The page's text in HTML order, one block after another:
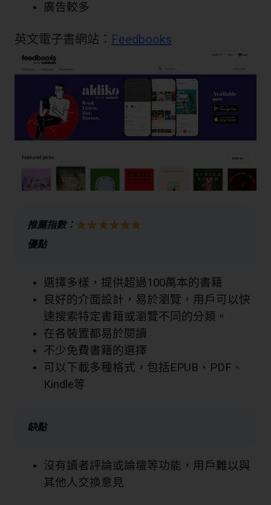
廣告較多
英文電子書網站： Feedbooks
推薦指數：
優點
選擇多樣，提供超過100萬本的書籍
良好的介面設計，易於瀏覽，用戶可以快
速搜索特定書籍或瀏覽不同的分類。
在各裝置都易於閱讀
不少免費書籍的選擇
可以下載多種格式，包括EPUB、PDF、
Kindle等
缺點
沒有讀者評論或論壇等功能，用戶難以與
其他人交換意見